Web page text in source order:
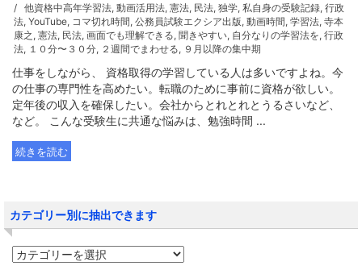
他資格中高年学習法, 動画活用法, 憲法, 民法, 独学, 私自身の受験記録, 行政
法, YouTube, コマ切れ時間, 公務員試験エクシア出版, 動画時間, 学習法, 寺本
康之 , 憲法, 民法, 画面でも理解できる, 聞きやすい, 自分なりの学習法を, 行政
法, １０分〜３０分, ２週間でまわせる, ９月以降の集中期
仕事をしながら、 資格取得の学習している人は多いですよね。今
の仕事の専門性を高めたい。転職のために事前に資格が欲しい。
定年後の収入を確保したい。会社からとれとれとうるさいなど、
など。 こんな受験生に共通な悩みは、勉強時間 ...
続きを読む
カテゴリー別に抽出できます